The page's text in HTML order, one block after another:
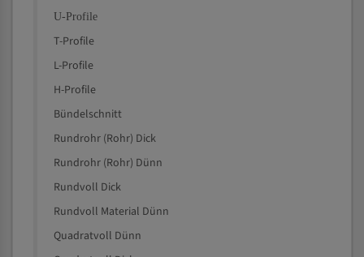
U-Profile
T-Profile
L-Profile
H-Profile
Bündelschnitt
Rundrohr (Rohr) Dick
Rundrohr (Rohr) Dünn
Rundvoll Dick
Rundvoll Material Dünn
Quadratvoll Dünn